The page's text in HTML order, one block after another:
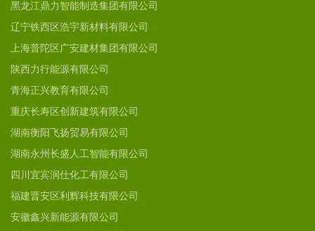
黑龙江鼎力智能制造集团有限公司
辽宁铁西区浩宇新材料有限公司
上海普陀区广安建材集团有限公司
陕西力行能源有限公司
青海正兴教育有限公司
重庆长寿区创新建筑有限公司
湖南衡阳飞扬贸易有限公司
湖南永州长盛人工智能有限公司
四川宜宾润仕化工有限公司
福建晋安区利辉科技有限公司
安徽鑫兴新能源有限公司